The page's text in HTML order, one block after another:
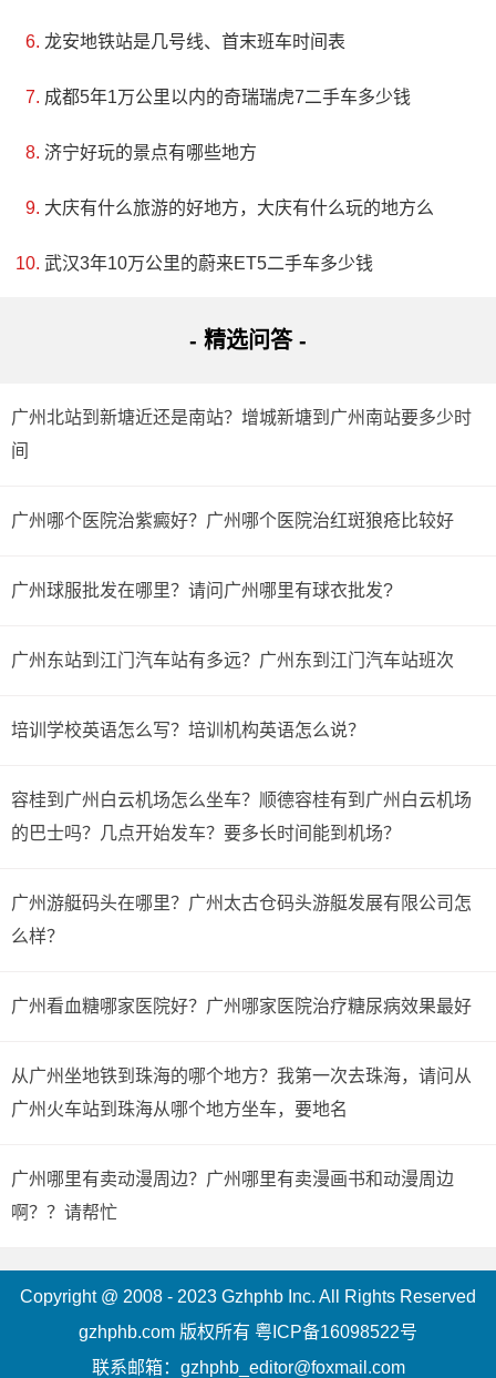
龙安地铁站是几号线、首末班车时间表
成都5年1万公里以内的奇瑞瑞虎7二手车多少钱
济宁好玩的景点有哪些地方
大庆有什么旅游的好地方，大庆有什么玩的地方么
武汉3年10万公里的蔚来ET5二手车多少钱
- 精选问答 -
广州北站到新塘近还是南站？增城新塘到广州南站要多少时
间
广州哪个医院治紫癜好？广州哪个医院治红斑狼疮比较好
广州球服批发在哪里？请问广州哪里有球衣批发?
广州东站到江门汽车站有多远？广州东到江门汽车站班次
培训学校英语怎么写？培训机构英语怎么说？
容桂到广州白云机场怎么坐车？顺德容桂有到广州白云机场
的巴士吗？几点开始发车？要多长时间能到机场？
广州游艇码头在哪里？广州太古仓码头游艇发展有限公司怎
么样？
广州看血糖哪家医院好？广州哪家医院治疗糖尿病效果最好
从广州坐地铁到珠海的哪个地方？我第一次去珠海，请问从
广州火车站到珠海从哪个地方坐车，要地名
广州哪里有卖动漫周边？广州哪里有卖漫画书和动漫周边
啊？？请帮忙
Copyright @ 2008 - 2023 Gzhphb Inc. All Rights Reserved
gzhphb.com 版权所有 粤ICP备16098522号
联系邮箱：gzhphb_editor@foxmail.com